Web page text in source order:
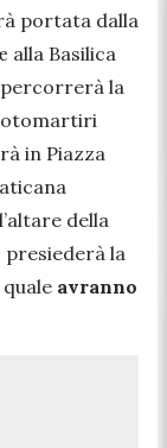
portata dalla
alla Basilica
percorrerà la
in Piazza
della
presiederà la
avranno